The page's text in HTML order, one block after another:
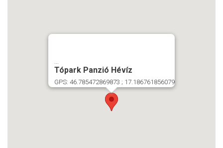
...
Tópark Panzió Hévíz
GPS: 46.785472869873 ; 17.186761856079